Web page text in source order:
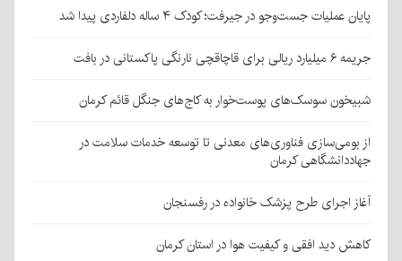
پایان عملیات جست‌وجو در جیرفت؛ کودک ۴ ساله دلفاردی پیدا شد
جریمه ۶ میلیارد ریالی برای قاچاقچی نارنگی پاکستانی در بافت
شبیخون سوسک‌های پوست‌خوار به کاج‌های جنگل قائم کرمان
از بومی‌سازی فناوری‌های معدنی تا توسعه خدمات سلامت در
جهاددانشگاهی کرمان
آغاز اجرای طرح پزشک خانواده در رفسنجان
کاهش دید افقی و کیفیت هوا در استان کرمان